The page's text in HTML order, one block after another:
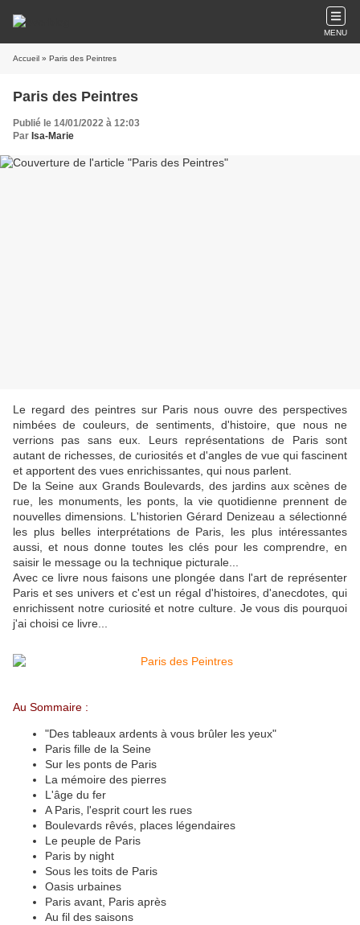
MENU
Accueil » Paris des Peintres
Paris des Peintres
Publié le 14/01/2022 à 12:03
Par Isa-Marie
Le regard des peintres sur Paris nous ouvre des perspectives
nimbées de couleurs, de sentiments, d'histoire, que nous ne
verrions pas sans eux. Leurs représentations de Paris sont
autant de richesses, de curiosités et d'angles de vue qui fascinent
et apportent des vues enrichissantes, qui nous parlent.
De la Seine aux Grands Boulevards, des jardins aux scènes de
rue, les monuments, les ponts, la vie quotidienne prennent de
nouvelles dimensions. L'historien Gérard Denizeau a sélectionné
les plus belles interprétations de Paris, les plus intéressantes
aussi, et nous donne toutes les clés pour les comprendre, en
saisir le message ou la technique picturale...
Avec ce livre nous faisons une plongée dans l'art de représenter
Paris et ses univers et c'est un régal d'histoires, d'anecdotes, qui
enrichissent notre curiosité et notre culture. Je vous dis pourquoi
j'ai choisi ce livre...
Au Sommaire :
"Des tableaux ardents à vous brûler les yeux"
Paris fille de la Seine
Sur les ponts de Paris
La mémoire des pierres
L'âge du fer
A Paris, l'esprit court les rues
Boulevards rêvés, places légendaires
Le peuple de Paris
Paris by night
Sous les toits de Paris
Oasis urbaines
Paris avant, Paris après
Au fil des saisons